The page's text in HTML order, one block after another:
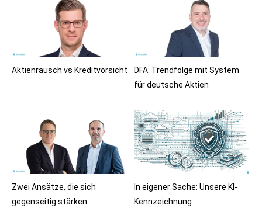
Aktienrausch vs Kreditvorsicht
DFA: Trendfolge mit System
für deutsche Aktien
Zwei Ansätze, die sich
gegenseitig stärken
In eigener Sache: Unsere KI-
Kennzeichnung